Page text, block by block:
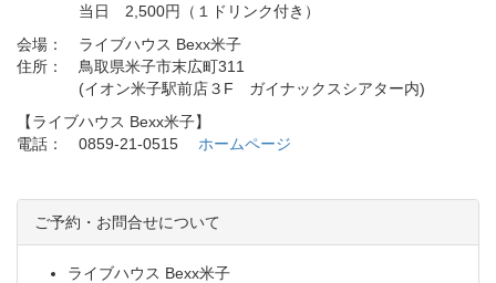
当日 2,500円（１ドリンク付き）
会場： ライブハウス Bexx米子
住所： 鳥取県米子市末広町311
(イオン米子駅前店３F ガイナックスシアター内)
【ライブハウス Bexx米子】
電話： 0859-21-0515 ホームページ
ご予約・お問合せについて
ライブハウス Bexx米子